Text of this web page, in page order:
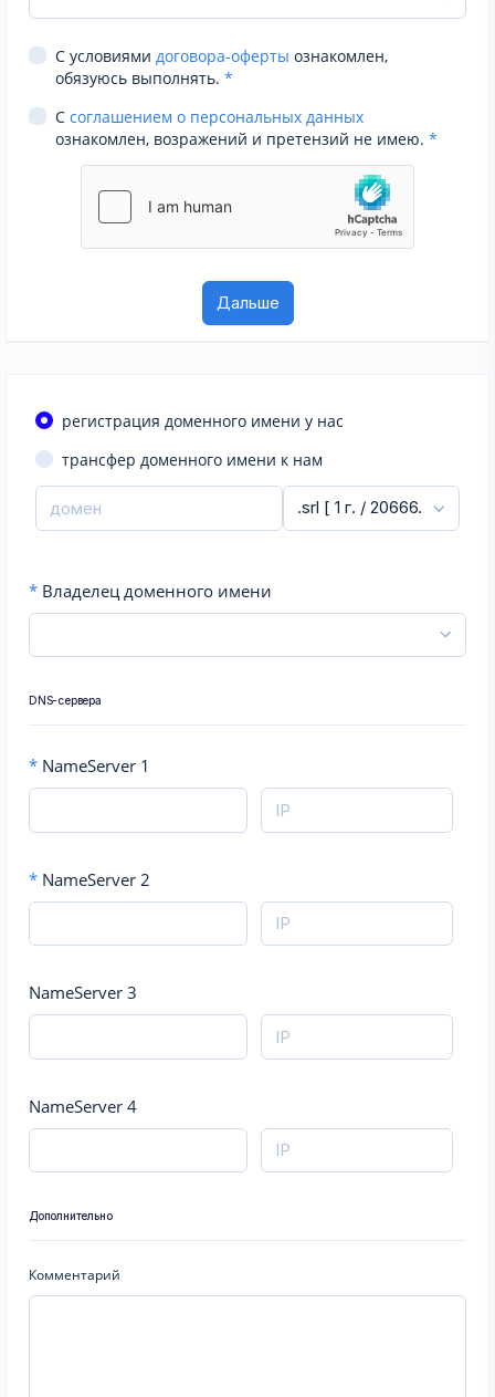
С условиями договора-оферты ознакомлен,
обязуюсь выполнять. *
С соглашением о персональных данных
ознакомлен, возражений и претензий не имею. *
регистрация доменного имени у нас
трансфер доменного имени к нам
* Владелец доменного имени
DNS-сервера
* NameServer 1
* NameServer 2
NameServer 3
NameServer 4
Дополнительно
Комментарий